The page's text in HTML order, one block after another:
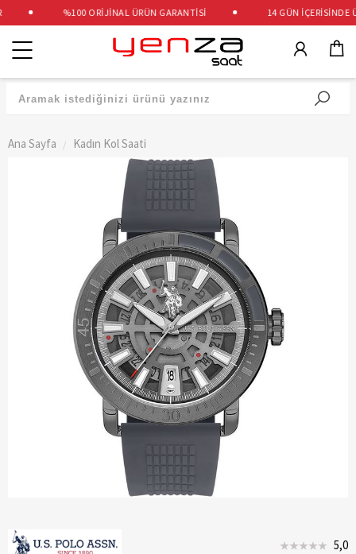
%100 ORİJİNAL ÜRÜN GARANTİSİ 14 GÜN İÇERİSİNDE
Kategoriler
Ana Sayfa Kadın Kol Saati
5,0